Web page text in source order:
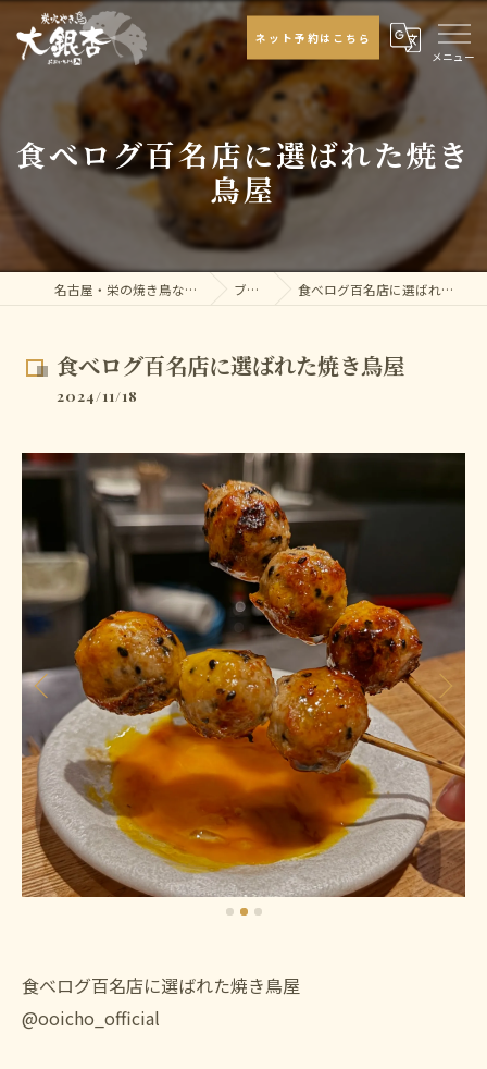
ネット予約はこちら
食べログ百名店に選ばれた焼き
鳥屋
名古屋・栄の焼き鳥なら大銀杏 ブログ 食べログ百名店に選ばれた焼き鳥屋
食べログ百名店に選ばれた焼き鳥屋
2024/11/18
食べログ百名店に選ばれた焼き鳥屋
@ooicho_official